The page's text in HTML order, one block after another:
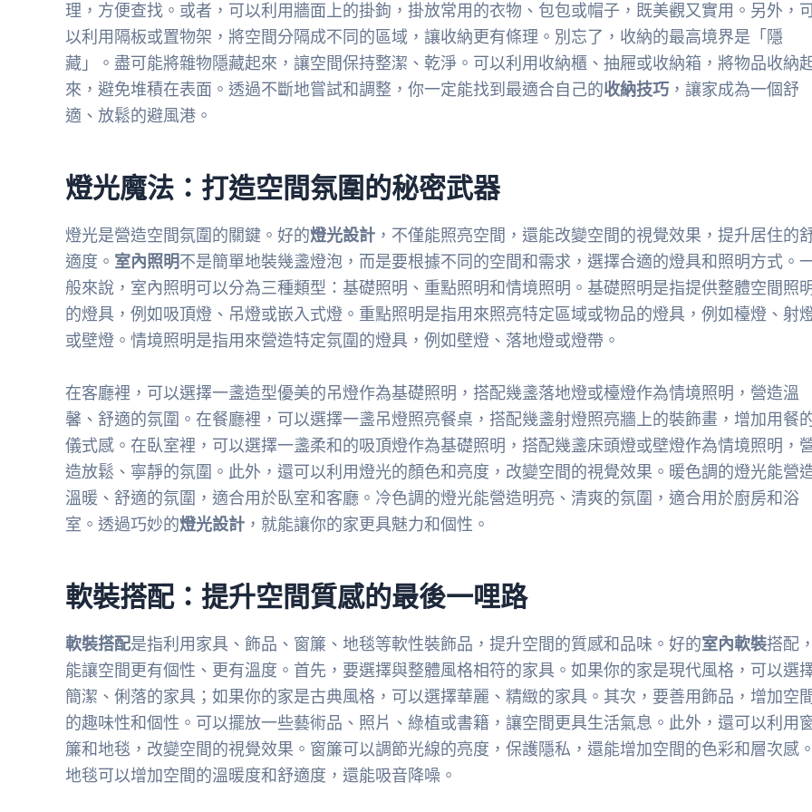
理，方便查找。或者，可以利用牆面上的掛鉤，掛放常用的衣物、包包或帽子，既美觀又實用。另外，
以利用隔板或置物架，將空間分隔成不同的區域，讓收納更有條理。別忘了，收納的最高境界是「隱
藏」。盡可能將雜物隱藏起來，讓空間保持整潔、乾淨。可以利用收納櫃、抽屜或收納箱，將物品收納
來，避免堆積在表面。透過不斷地嘗試和調整，你一定能找到最適合自己的收納技巧 ，讓家成為一個舒
適、放鬆的避風港。
燈光魔法：打造空間氛圍的秘密武器
燈光是營造空間氛圍的關鍵。好的燈光設計 ，不僅能照亮空間，還能改變空間的視覺效果，提升居住的
適度。 室內照明不是簡單地裝幾盞燈泡，而是要根據不同的空間和需求，選擇合適的燈具和照明方式。
般來說，室內照明可以分為三種類型：基礎照明、重點照明和情境照明。基礎照明是指提供整體空間照
的燈具，例如吸頂燈、吊燈或嵌入式燈。重點照明是指用來照亮特定區域或物品的燈具，例如檯燈、射
或壁燈。情境照明是指用來營造特定氛圍的燈具，例如壁燈、落地燈或燈帶。
在客廳裡，可以選擇一盞造型優美的吊燈作為基礎照明，搭配幾盞落地燈或檯燈作為情境照明，營造溫
馨、舒適的氛圍。在餐廳裡，可以選擇一盞吊燈照亮餐桌，搭配幾盞射燈照亮牆上的裝飾畫，增加用餐
儀式感。在臥室裡，可以選擇一盞柔和的吸頂燈作為基礎照明，搭配幾盞床頭燈或壁燈作為情境照明，
造放鬆、寧靜的氛圍。此外，還可以利用燈光的顏色和亮度，改變空間的視覺效果。暖色調的燈光能營
溫暖、舒適的氛圍，適合用於臥室和客廳。冷色調的燈光能營造明亮、清爽的氛圍，適合用於廚房和浴
室。透過巧妙的燈光設計 ，就能讓你的家更具魅力和個性。
軟裝搭配：提升空間質感的最後一哩路
軟裝搭配是指利用家具、飾品、窗簾、地毯等軟性裝飾品，提升空間的質感和品味。好的室內軟裝搭配，
能讓空間更有個性、更有溫度。首先，要選擇與整體風格相符的家具。如果你的家是現代風格，可以選
簡潔、俐落的家具；如果你的家是古典風格，可以選擇華麗、精緻的家具。其次，要善用飾品，增加空間
的趣味性和個性。可以擺放一些藝術品、照片、綠植或書籍，讓空間更具生活氣息。此外，還可以利用
簾和地毯，改變空間的視覺效果。窗簾可以調節光線的亮度，保護隱私，還能增加空間的色彩和層次感。
地毯可以增加空間的溫暖度和舒適度，還能吸音降噪。